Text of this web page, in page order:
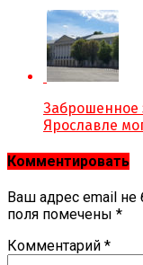
Заброшенное
Ярославле
Комментировать
Ваш адрес email не
поля помечены *
Комментарий *